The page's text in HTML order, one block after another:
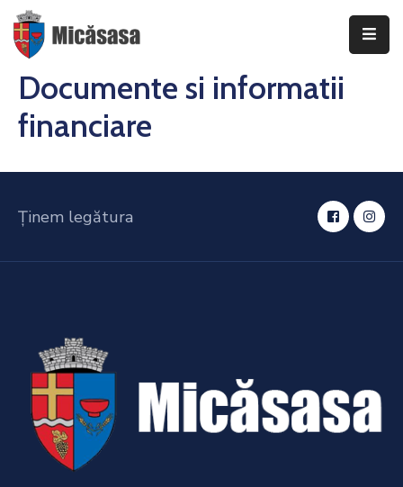
DESPRE
INFORMAȚII
DE
TRANSPARENȚĂ
COMUNEI
MICĂSASA
Documente si informatii
financiare
Ținem legătura